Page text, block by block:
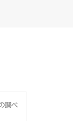
調べ